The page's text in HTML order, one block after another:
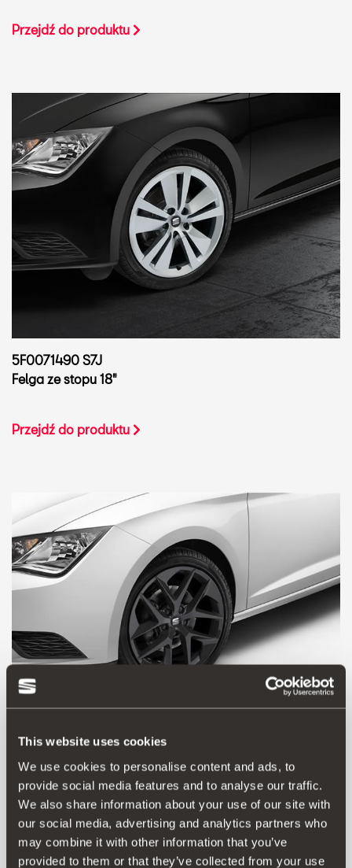
This website uses cookies
We use cookies to personalise content and ads, to
provide social media features and to analyse our traffic.
We also share information about your use of our site with
our social media, advertising and analytics partners who
may combine it with other information that you’ve
provided to them or that they’ve collected from your use
Przejdź do produktu
5F0071490 S7J
Felga ze stopu 18"
Przejdź do produktu
5F0071490C 041
Felga ze stopu 18", kolor czarny
Przejdź do produktu